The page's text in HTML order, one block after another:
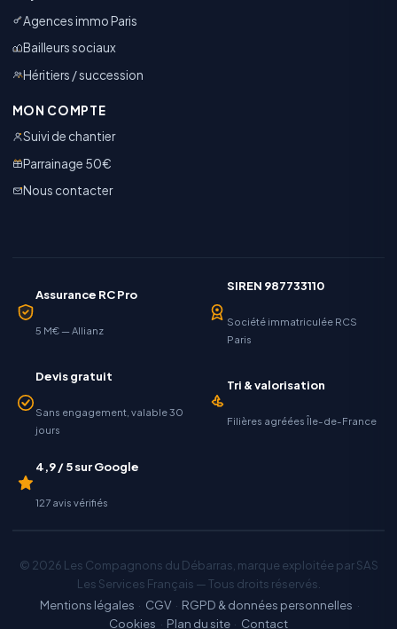
Agences immo Paris
Bailleurs sociaux
Héritiers / succession
MON COMPTE
Suivi de chantier
Parrainage 50€
Nous contacter
Assurance RC Pro
5 M€ — Allianz
SIREN 987733110
Société immatriculée RCS
Paris
Devis gratuit
Sans engagement, valable 30
jours
Tri & valorisation
Filières agréées Île-de-France
4,9 / 5 sur Google
127 avis vérifiés
© 2026 Les Compagnons du Débarras, marque exploitée par SAS
Les Services Français — Tous droits réservés.
Mentions légales · CGV · RGPD & données personnelles ·
Cookies · Plan du site · Contact